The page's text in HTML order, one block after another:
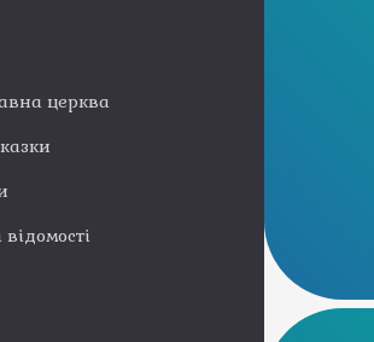
церква